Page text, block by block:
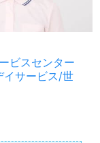
ビスセンター
サービス/世